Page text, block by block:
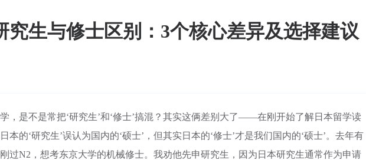
究生与修士区别：3个核心差异及选择建议
，是不是常把‘研究生’和‘修士’搞混？其实这俩差别大了——在刚开始了解日本留学读
本的‘研究生’误认为国内的‘硕士’，但其实日本的‘修士’才是我们国内的‘硕士’。去年有
过N2，想考东京大学的机械修士。我劝他先申研究生，因为日本研究生通常作为申请